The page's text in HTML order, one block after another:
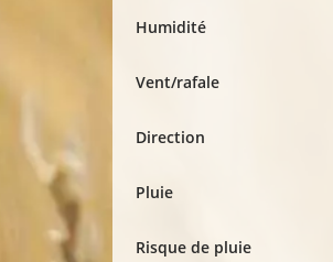
Humidité
Vent/rafale
Direction
Pluie
Risque de pluie